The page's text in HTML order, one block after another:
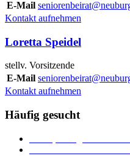
E-Mail
Kontakt aufnehmen
Loretta Speidel
stellv. Vorsitzende
E-Mail
Kontakt aufnehmen
Häufig gesucht